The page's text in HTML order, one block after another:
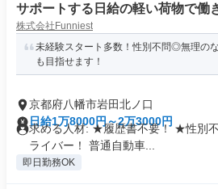
サポートする日給の軽い荷物で働
ライバー
株式会社Funniest
未経験スタート多数！性別不問◎無理の
も目指せます！
京都府八幡市岩田北ノ口
日給1万8000円～2万3000円
求める人材: ★履歴書不要！ ★性別
ライバー！ 普通自動車...
即日勤務OK